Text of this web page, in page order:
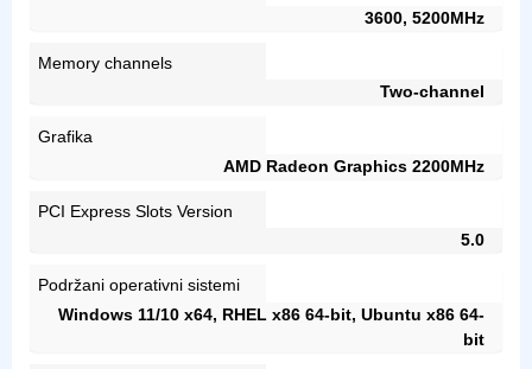
3600, 5200MHz
Memory channels
Two-channel
Grafika
AMD Radeon Graphics 2200MHz
PCI Express Slots Version
5.0
Podržani operativni sistemi
Windows 11/10 x64, RHEL x86 64-bit, Ubuntu x86 64-
bit